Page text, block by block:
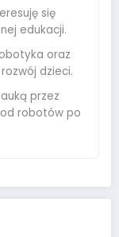
się
edukacji.
oraz
dzieci.
przez
robotów po